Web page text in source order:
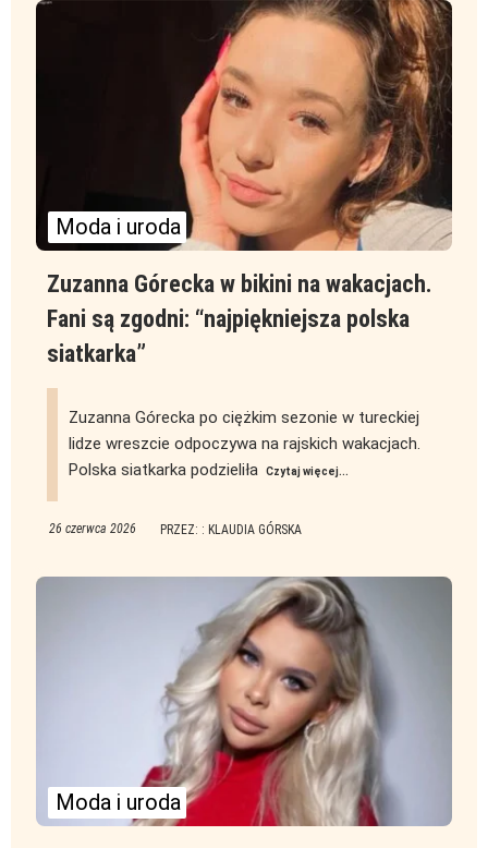
Moda i uroda
Zuzanna Górecka w bikini na wakacjach.
Fani są zgodni: “najpiękniejsza polska
siatkarka”
Zuzanna Górecka po ciężkim sezonie w tureckiej
lidze wreszcie odpoczywa na rajskich wakacjach.
Polska siatkarka podzieliła
Czytaj więcej...
26 czerwca 2026 PRZEZ: : KLAUDIA GÓRSKA
Moda i uroda